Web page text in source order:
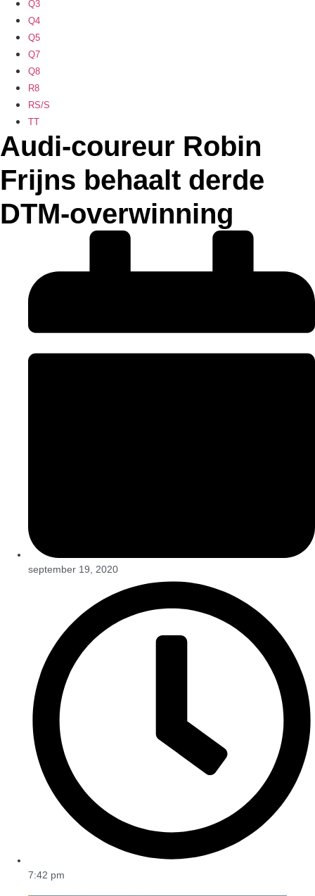
Q3
Q4
Q5
Q7
Q8
R8
RS/S
TT
Audi-coureur Robin
Frijns behaalt derde
DTM-overwinning
september 19, 2020
7:42 pm